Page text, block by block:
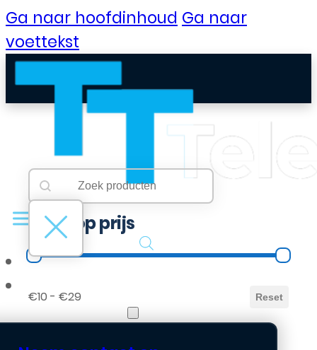
Ga naar hoofdinhoud Ga naar
voettekst
B2B Portaal
Searchbar
Search content
Filter op prijs
Filter op prijs
€10 - €29 Reset